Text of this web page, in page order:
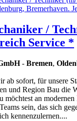
/
Service *
- Bremen,
ab sofort, für unsere
und Region Bau die
möchtest an modernen
sein, das sich
kennenzulernen....